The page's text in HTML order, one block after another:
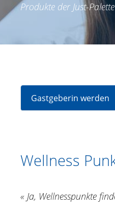
Produkte der Just-
Gastgeberin werden
Ihre Party-Vorteile
Wellness Punkte
Wellness
« Ja, Wellnesspunkte